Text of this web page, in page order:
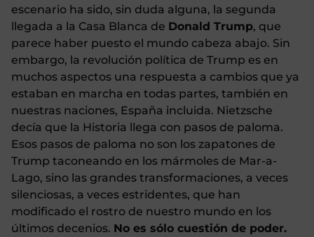
escenario ha sido, sin duda alguna, la segunda
llegada a la Casa Blanca de Donald Trump, que
parece haber puesto el mundo cabeza abajo. Sin
embargo, la revolución política de Trump es en
muchos aspectos una respuesta a cambios que ya
estaban en marcha en todas partes, también en
nuestras naciones, España incluida. Nietzsche
decía que la Historia llega con pasos de paloma.
Esos pasos de paloma no son los zapatones de
Trump taconeando en los mármoles de Mar-a-
Lago, sino las grandes transformaciones, a veces
silenciosas, a veces estridentes, que han
modificado el rostro de nuestro mundo en los
últimos decenios. No es sólo cuestión de poder.